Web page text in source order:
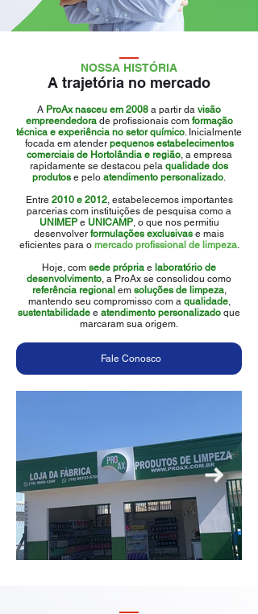
NOSSA HISTÓRIA
A trajetória no mercado
A ProAx nasceu em 2008 a partir da visão
empreendedorade profissionais com formação
técnica e experiência no setor químico . Inicialmente
focada em atender pequenos estabelecimentos
comerciais de Hortolândia e região, a empresa
rapidamente se destacou pela qualidade dos
produtos e pelo atendimento personalizado
Entre 2010 e 2012, estabelecemos importantes
parcerias com instituições de pesquisa como a
UNIMEPe UNICAMP, o que nos permitiu
desenvolver formulações exclusivas e mais
eficientes para o mercado profissional de limpeza.
Hoje, com sede própria e laboratório de
desenvolvimento , a ProAx se consolidou como
referência regionalem soluções de limpeza,
mantendo seu compromisso com a qualidade,
sustentabilidade e atendimento personalizado que
marcaram sua origem.
Fale Conosco